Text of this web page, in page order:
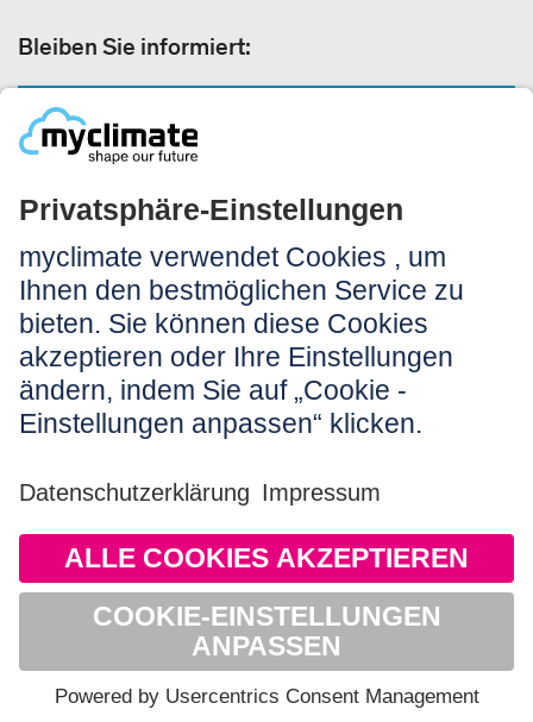
Bleiben Sie informiert:
Rechtliches:
Impressum
Nutzungshinweis
AGB
Datenschutz
Barrierefreiheit